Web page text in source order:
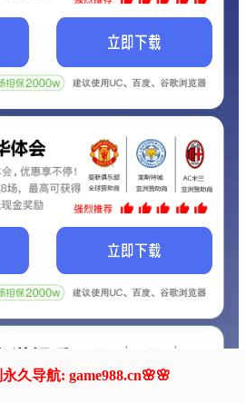
网站正在建设.
非常棒的网站.
联系我们!